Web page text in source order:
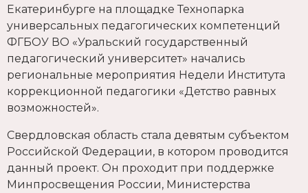
Екатеринбурге на площадке Технопарка
универсальных педагогических компетенций
ФГБОУ ВО «Уральский государственный
педагогический университет» начались
региональные мероприятия Недели Института
коррекционной педагогики «Детство равных
возможностей».
Свердловская область стала девятым субъектом
Российской Федерации, в котором проводится
данный проект. Он проходит при поддержке
Минпросвещения России, Министерства